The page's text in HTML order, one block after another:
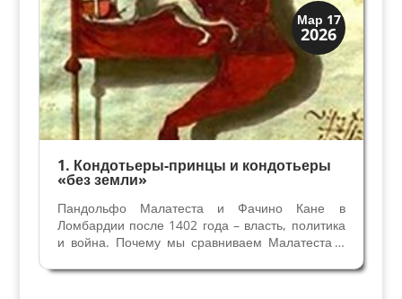
Мар 17
2026
Династии
Заговоры и войны
1. Кондотьеры-принцы и кондотьеры
«без земли»
Пандольфо Малатеста и Фачино Кане в
Ломбардии после 1402 года – власть, политика
и война. Почему мы сравниваем Малатеста и
значительными кондотьерами и главными